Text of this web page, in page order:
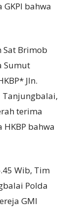
bahwa
Sat Brimob
Sumut
Jln.
Tanjungbalai,
terima
bahwa
Wib, Tim
Polda
GMI